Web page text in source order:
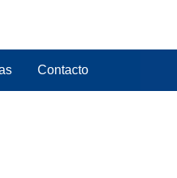
Contacto